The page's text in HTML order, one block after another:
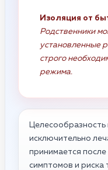
Изоляция от
Родственники
установленные
строго
режима.
Целесообразность
исключительно
принимается
симптомов и риска